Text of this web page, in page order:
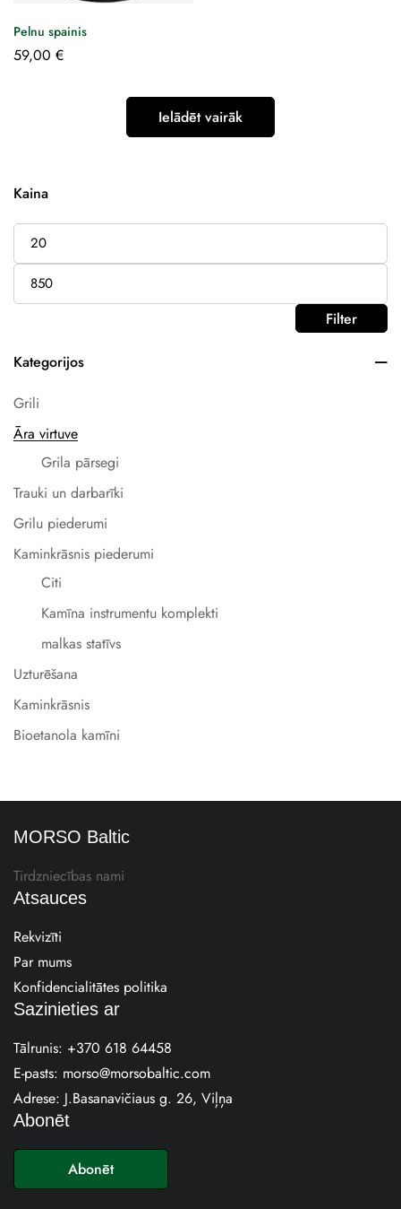
Kaina
Filter
Kategorijos
Grili
Āra virtuve
Grila pārsegi
Trauki un darbarīki
Grilu piederumi
Kaminkrāsnis piederumi
Citi
Kamīna instrumentu komplekti
malkas statīvs
Uzturēšana
Kaminkrāsnis
Bioetanola kamīni
Pelnu spainis
59,00 €
Ielādēt vairāk
MORSO Baltic
Tirdzniecības nami
Atsauces
Rekvizīti
Par mums
Konfidencialitātes politika
Sazinieties ar
Tālrunis: +370 618 64458
E-pasts: morso@morsobaltic.com
Adrese: J.Basanavičiaus g. 26, Viļņa
Abonēt
Abonēt